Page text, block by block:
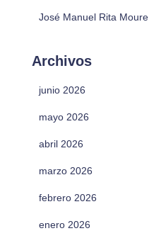
José Manuel Rita Moure
Archivos
junio 2026
mayo 2026
abril 2026
marzo 2026
febrero 2026
enero 2026